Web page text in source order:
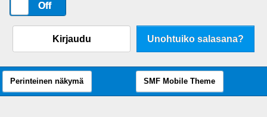
Off
Kirjaudu Unohtuiko salasana?
Perinteinen näkymä SMF Mobile Theme